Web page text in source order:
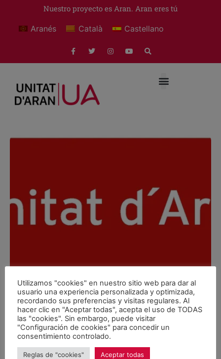
Nuestro proyecto es Aran. Aran eres tú
Aranés Català Castellano
Utilizamos "cookies" en nuestro sitio web para dar al
usuario una experiencia personalizada y optimizada,
recordando sus preferencias y visitas regulares. Al
hacer clic en "Aceptar todas", acepta el uso de TODAS
las "cookies". Sin embargo, puede visitar
"Configuración de cookies" para concedir un
consentimiento controlado.
Reglas de "cookies" Aceptar todas